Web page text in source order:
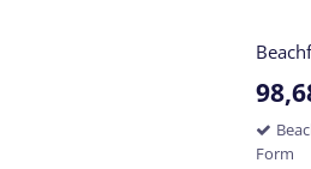
Form